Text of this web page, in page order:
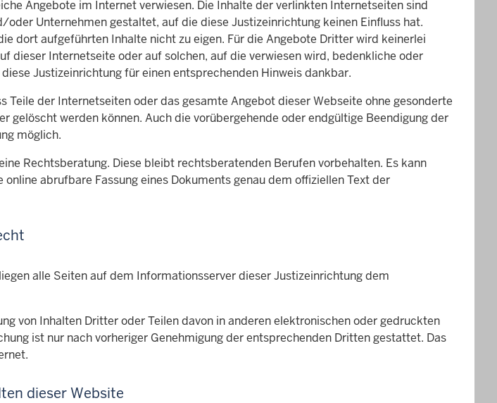
Angebote im Internet verwiesen. Die Inhalte der verlinkten Internetseiten sind
Unternehmen gestaltet, auf die diese Justizeinrichtung keinen Einfluss hat.
dort aufgeführten Inhalte nicht zu eigen. Für die Angebote Dritter wird keinerlei
dieser Internetseite oder auf solchen, auf die verwiesen wird, bedenkliche oder
Justizeinrichtung für einen entsprechenden Hinweis dankbar.
Teile der Internetseiten oder das gesamte Angebot dieser Webseite ohne gesonderte
gelöscht werden können. Auch die vorübergehende oder endgültige Beendigung der
möglich.
Rechtsberatung. Diese bleibt rechtsberatenden Berufen vorbehalten. Es kann
abrufbare Fassung eines Dokuments genau dem offiziellen Text der
alle Seiten auf dem Informationsserver dieser Justizeinrichtung dem
von Inhalten Dritter oder Teilen davon in anderen elektronischen oder gedruckten
ist nur nach vorheriger Genehmigung der entsprechenden Dritten gestattet. Das
dieser Website